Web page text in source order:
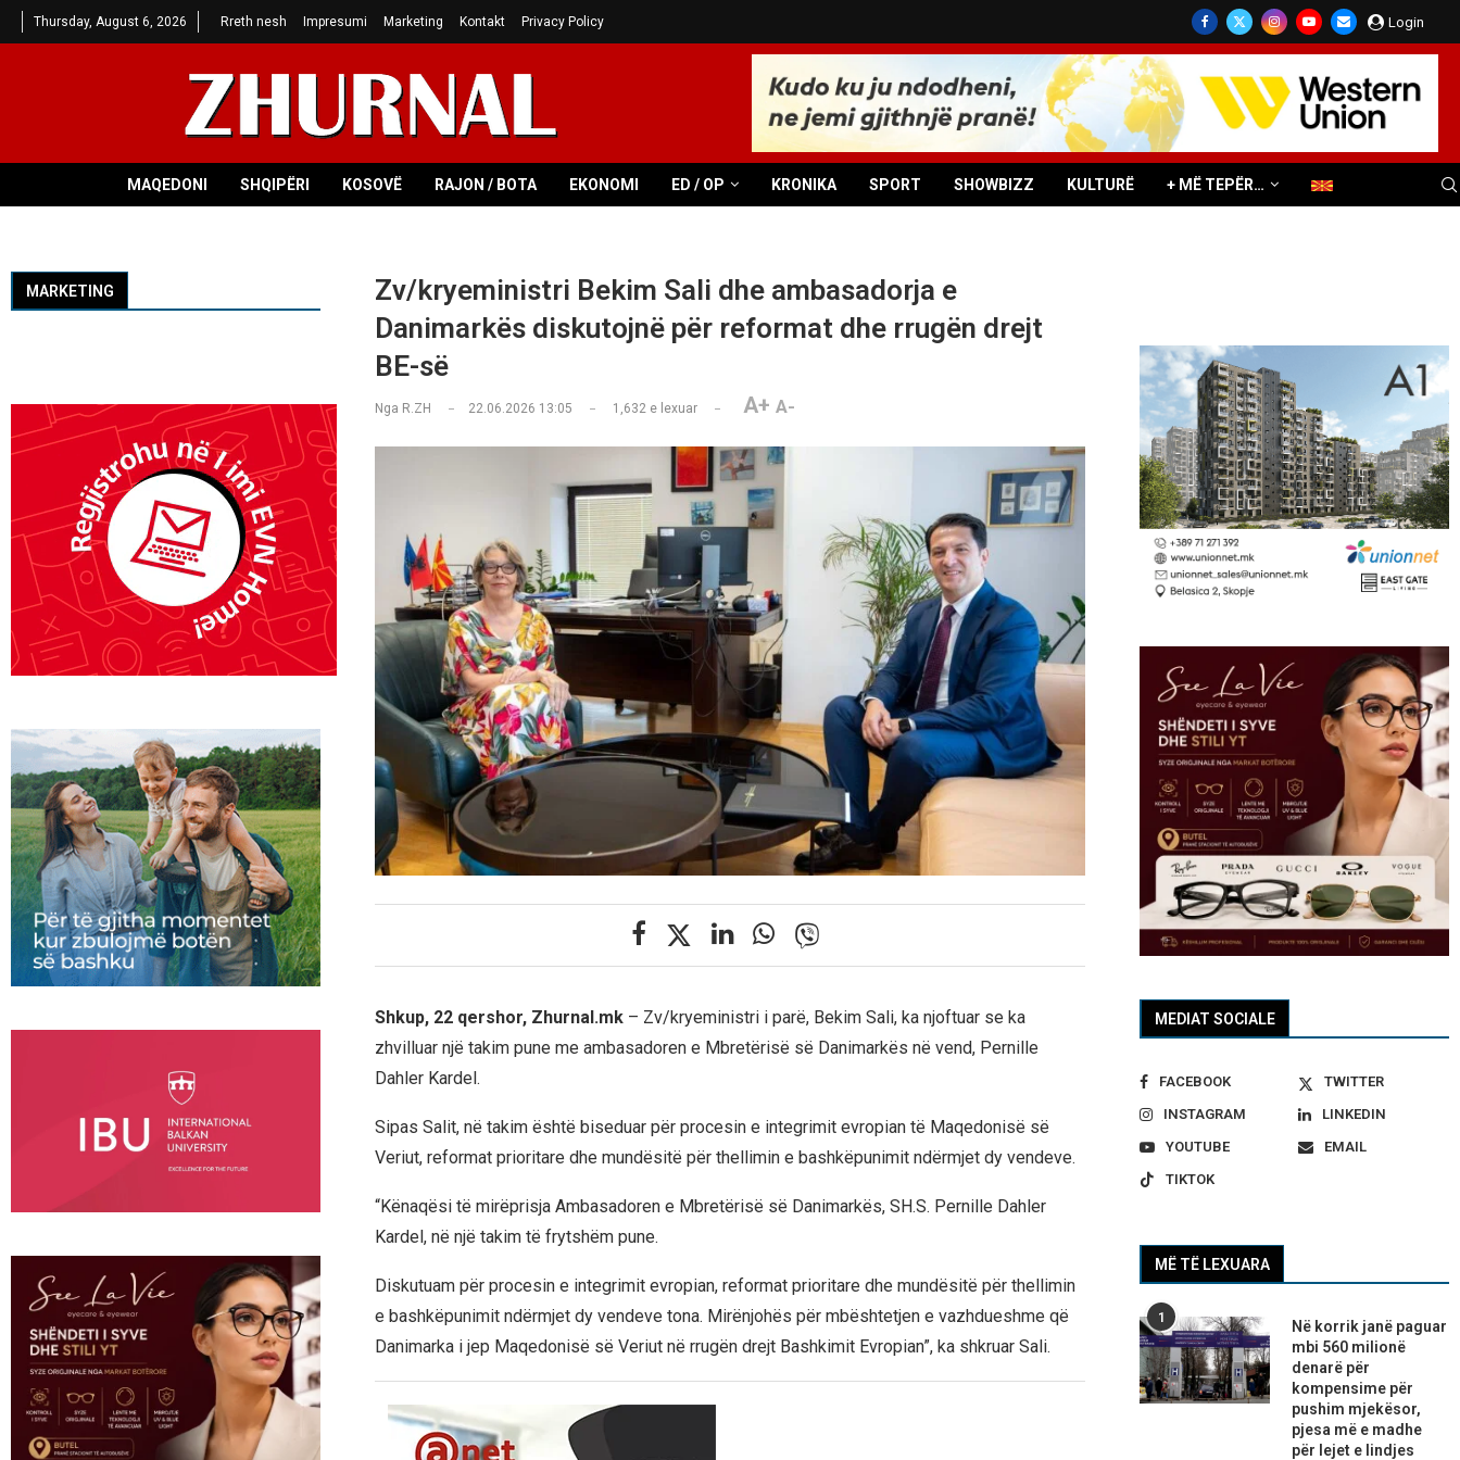
Thursday, August 6, 2026 Rreth nesh Impresumi Marketing Kontakt Privacy Policy Login
MAQEDONI SHQIPËRI KOSOVË RAJON / BOTA EKONOMI ED / OP KRONIKA SPORT SHOWBIZZ KULTURË + MË TEPËR…
Zv/kryeministri Bekim Sali dhe ambasadorja e
Danimarkës diskutojnë për reformat dhe rrugën drejt
BE-së
Nga R.ZH 22.06.2026 13:05 1,632e lexuar A+ A-
Shkup, 22 qershor, Zhurnal.mk– Zv/kryeministri i parë, Bekim Sali, ka njoftuar se ka
zhvilluar një takim pune me ambasadoren e Mbretërisë së Danimarkës në vend, Pernille
Dahler Kardel.
Sipas Salit, në takim është biseduar për procesin e integrimit evropian të Maqedonisë së
Veriut, reformat prioritare dhe mundësitë për thellimin e bashkëpunimit ndërmjet dy vendeve.
“Kënaqësi të mirëprisja Ambasadoren e Mbretërisë së Danimarkës, SH.S. Pernille Dahler
Kardel, në një takim të frytshëm pune.
Diskutuam për procesin e integrimit evropian, reformat prioritare dhe mundësitë për thellimin
e bashkëpunimit ndërmjet dy vendeve tona. Mirënjohës për mbështetjen e vazhdueshme që
Danimarka i jep Maqedonisë së Veriut në rrugën drejt Bashkimit Evropian”, ka shkruar Sali.
MEDIAT SOCIALE
FACEBOOK
TWITTER
INSTAGRAM
LINKEDIN
YOUTUBE
EMAIL
TIKTOK
MË TË LEXUARA
1
Në korrik janë paguar
mbi 560 milionë
denarë për
kompensime për
pushim mjekësor,
pjesa më e madhe
për lejet e lindjes
MARKETING